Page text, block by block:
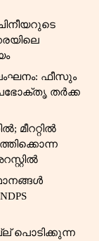
ഫീസും
തർക്ക
പൊടിക്കുന്ന